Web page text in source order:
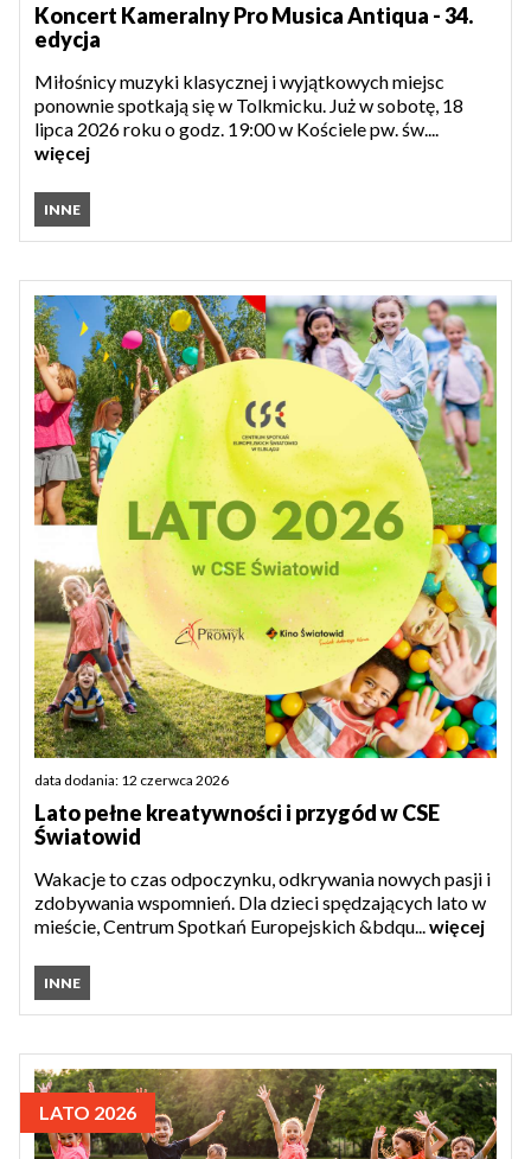
Koncert Kameralny Pro Musica Antiqua - 34.
edycja
Miłośnicy muzyki klasycznej i wyjątkowych miejsc
ponownie spotkają się w Tolkmicku. Już w sobotę, 18
lipca 2026 roku o godz. 19:00 w Kościele pw. św....
więcej
INNE
data dodania: 12 czerwca 2026
Lato pełne kreatywności i przygód w CSE
Światowid
Wakacje to czas odpoczynku, odkrywania nowych pasji i
zdobywania wspomnień. Dla dzieci spędzających lato w
mieście, Centrum Spotkań Europejskich &bdqu...więcej
INNE
LATO 2026